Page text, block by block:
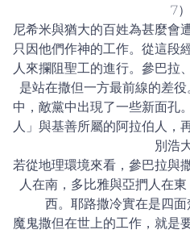
7）
尼希米與猶大的百姓為甚麼會
只因他們作神的工作。從這段
人來攔阻聖工的進行。參巴拉
是站在撒但一方最前線的差
中，敵黨中出現了一些新面孔
人」與基善所屬的阿拉伯人，
別浩
若從地理環境來看，參巴拉與
人在南，多比雅與亞捫人在
西。耶路撒冷實在是四面
魔鬼撒但在世上的工作，就是